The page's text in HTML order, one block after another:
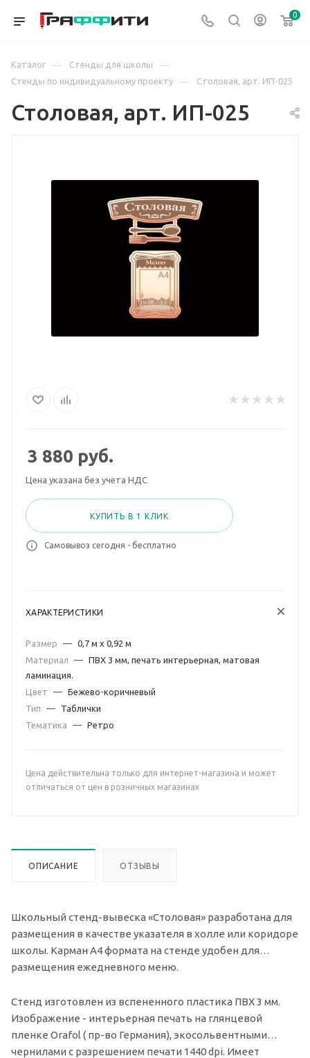
0
Каталог — Стенды для школы —
Стенды по индивидуальному проекту — Столовая, арт. ИП-025
Столовая, арт. ИП-025
3 880 руб.
Цена указана без учета НДС
КУПИТЬ В 1 КЛИК
Самовывоз сегодня - бесплатно
ХАРАКТЕРИСТИКИ
Размер — 0,7 м х 0,92 м
Материал
— ПВХ 3 мм, печать интерьерная, матовая
ламинация.
Цвет
— Бежево-коричневый
Тип
—
Таблички
Тематика
— Ретро
Цена действительна только для интернет-магазина и может
отличаться от цен в розничных магазинах
ОПИСАНИЕ ОТЗЫВЫ
Школьный стенд-вывеска «Столовая» разработана для
размещения в качестве указателя в холле или коридоре
школы. Карман А4 формата на стенде удобен для
размещения ежедневного меню.
Стенд изготовлен из вспененного пластика ПВХ 3 мм.
Изображение - интерьерная печать на глянцевой
пленке Orafol ( пр-во Германия), экосольвентными
чернилами с разрешением печати 1440 dpi. Имеет